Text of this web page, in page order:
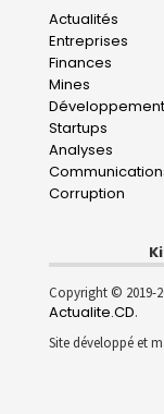
Main
Actualités
Entreprises
Finances
Mines
Startups
Analyses
Corruption
Copyright © 2019-
Actualite.CD.
Site développé et